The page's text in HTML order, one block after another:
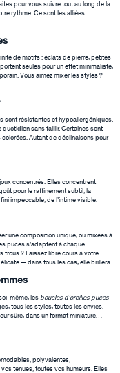
pour vous suivre tout au long de la
rythme. Ce sont les alliées
de motifs : éclats de pierre, petites
seules pour un effet minimaliste,
Vous aimez mixer les styles ?
sont résistantes et hypoallergéniques.
sans faillir. Certaines sont
Autant de déclinaisons pour
concentrés. Elles concentrent
pour le raffinement subtil, la
impeccable, de l’intime visible.
une composition unique, ou mixées à
puces s’adaptent à chaque
trous ? Laissez libre cours à votre
— dans tous les cas, elle brillera.
même, les boucles d’oreilles puces
tous les styles, toutes les envies.
sûre, dans un format miniature…
polyvalentes,
tenues, toutes vos humeurs. Elles